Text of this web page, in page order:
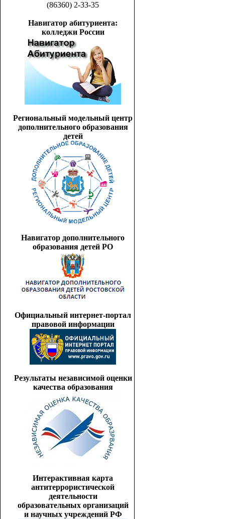
(86360) 2-33-35
Навигатор абитуриента:
колледжи России
Региональный модельный центр
дополнительного образования
детей
Навигатор дополнительного
образования детей РО
Официальный интернет-портал
правовой информации
Результаты независимой оценки
качества образования
Интерактивная карта
антитеррористической
деятельности
образовательных организаций
и научных учреждений РФ